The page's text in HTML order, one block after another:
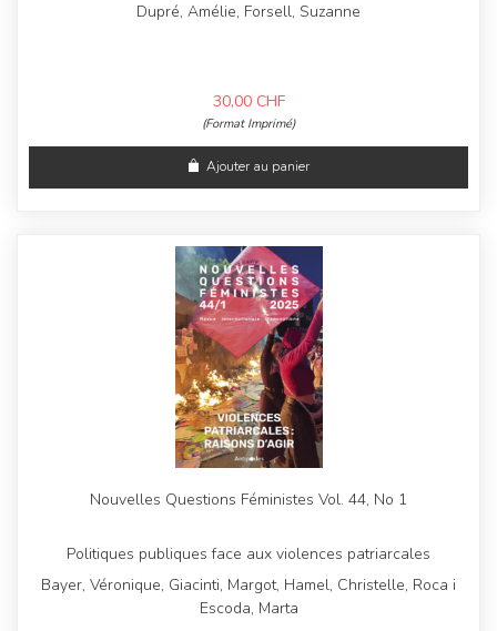
Dupré, Amélie, Forsell, Suzanne
30,00 CHF
(Format Imprimé)
Ajouter au panier
Nouvelles Questions Féministes Vol. 44, No 1
Politiques publiques face aux violences patriarcales
Bayer, Véronique, Giacinti, Margot, Hamel, Christelle, Roca i
Escoda, Marta